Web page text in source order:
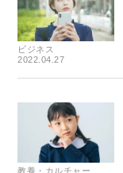
ビジネス
2022.04.27
教養・カルチャー